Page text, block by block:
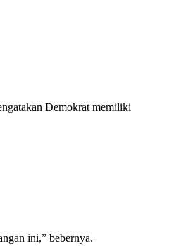
Demokrat memiliki
ini,” bebernya.